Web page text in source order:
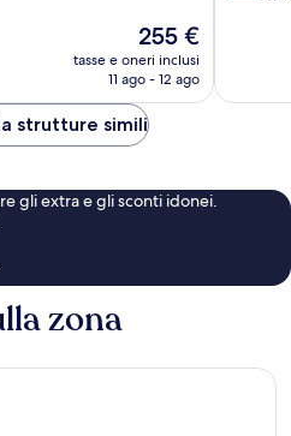
Il
prezzo
attuale
255 €
255 €
tasse e oneri inclusi
11 ago - 12 ago
strutture simili
gli extra e gli sconti idonei.
zona